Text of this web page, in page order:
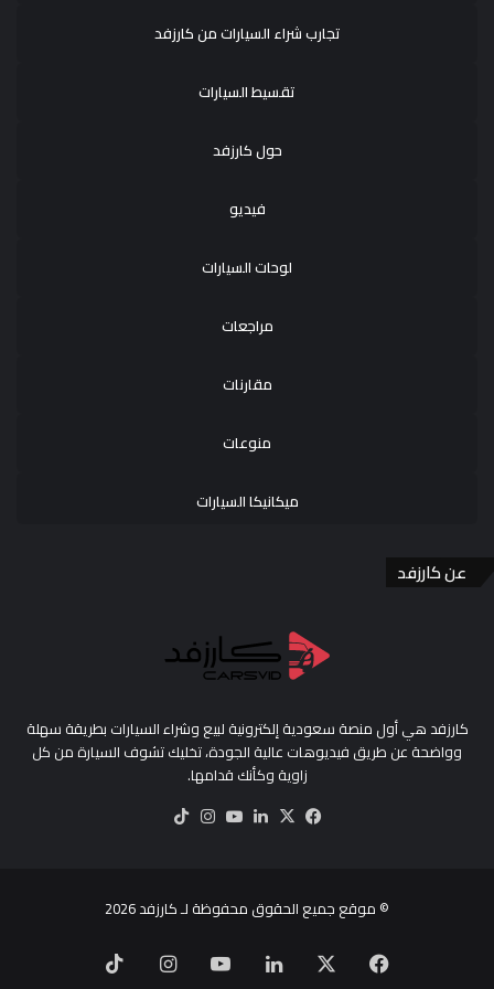
تجارب شراء السيارات من كارزفد
تقسيط السيارات
حول كارزفد
فيديو
لوحات السيارات
مراجعات
مقارنات
منوعات
ميكانيكا السيارات
عن كارزفد
كارزفد هي أول منصة سعودية إلكترونية لبيع وشراء السيارات بطريقة سهلة
وواضحة عن طريق فيديوهات عالية الجودة، تخليك تشوف السيارة من كل
زاوية وكأنك قدامها.
فيسبوك
‫X لينكدإن‫YouTubeانستقرام
© موقع جميع الحقوق محفوظة لـكارزفد
فيسبوك لينكدإن ‫YouTube انستقرام